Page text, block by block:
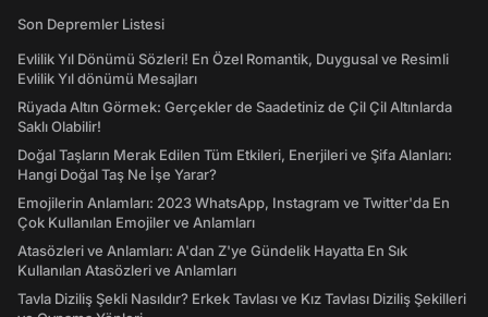
Son Depremler Listesi
Evlilik Yıl Dönümü Sözleri! En Özel Romantik, Duygusal ve Resimli
Evlilik Yıl dönümü Mesajları
Rüyada Altın Görmek: Gerçekler de Saadetiniz de Çil Çil Altınlarda
Saklı Olabilir!
Doğal Taşların Merak Edilen Tüm Etkileri, Enerjileri ve Şifa Alanları:
Hangi Doğal Taş Ne İşe Yarar?
Emojilerin Anlamları: 2023 WhatsApp, Instagram ve Twitter'da En
Çok Kullanılan Emojiler ve Anlamları
Atasözleri ve Anlamları: A'dan Z'ye Gündelik Hayatta En Sık
Kullanılan Atasözleri ve Anlamları
Tavla Diziliş Şekli Nasıldır? Erkek Tavlası ve Kız Tavlası Diziliş Şekilleri